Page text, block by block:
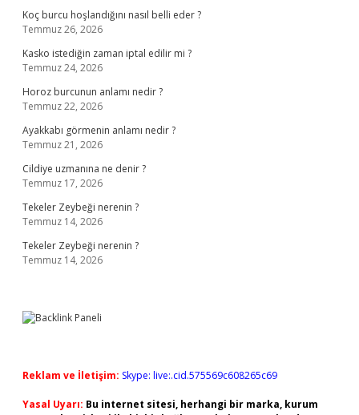
Koç burcu hoşlandığını nasıl belli eder ?
Temmuz 26, 2026
Kasko istediğin zaman iptal edilir mi ?
Temmuz 24, 2026
Horoz burcunun anlamı nedir ?
Temmuz 22, 2026
Ayakkabı görmenin anlamı nedir ?
Temmuz 21, 2026
Cildiye uzmanına ne denir ?
Temmuz 17, 2026
Tekeler Zeybeği nerenin ?
Temmuz 14, 2026
Tekeler Zeybeği nerenin ?
Temmuz 14, 2026
Reklam ve İletişim: Skype: live:.cid.575569c608265c69
Yasal Uyarı: Bu internet sitesi, herhangi bir marka, kurum